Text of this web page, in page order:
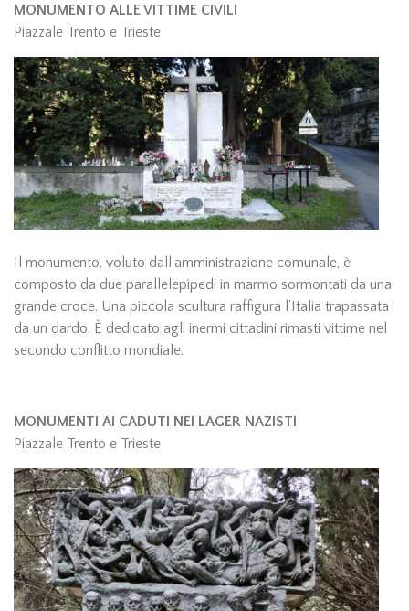
MONUMENTO ALLE VITTIME CIVILI
Piazzale Trento e Trieste
Il monumento, voluto dall’amministrazione comunale, è
composto da due parallelepipedi in marmo sormontati da una
grande croce. Una piccola scultura raffigura l’Italia trapassata
da un dardo. È dedicato agli inermi cittadini rimasti vittime nel
secondo conflitto mondiale.
MONUMENTI AI CADUTI NEI LAGER NAZISTI
Piazzale Trento e Trieste